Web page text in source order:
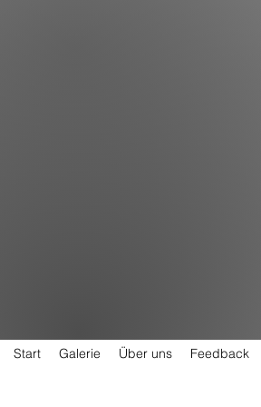
Start Galerie Über uns Feedback